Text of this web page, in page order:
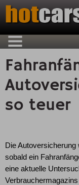
so teuer
Die
sobald ein
eine aktuelle